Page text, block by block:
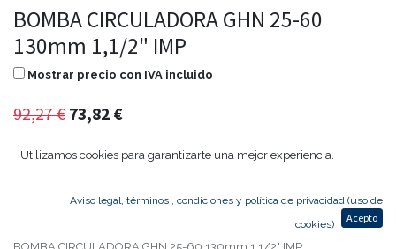
BOMBA CIRCULADORA GHN 25-60
130mm 1,1/2" IMP
Mostrar precio con IVA incluido
92,27€ 73,82 €
BOMBA CIRCULADORA GHN 25-60 130mm 1,1/2" IMP
Utilizamos cookies para garantizarte una mejor experiencia.
Aviso legal, términos , condiciones y política de privacidad (uso de
cookies)
Acepto